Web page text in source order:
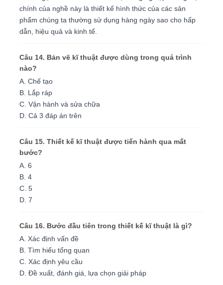
chính của nghề này là thiết kế hình thức của các sản
phẩm chúng ta thường sử dụng hàng ngày sao cho hấp
dẫn, hiệu quả và kinh tế.
Câu 14. Bản vẽ kĩ thuật được dùng trong quá trình
nào?
A. Chế tạo
B. Lắp ráp
C. Vận hành và sửa chữa
D. Cả 3 đáp án trên
Câu 15. Thiết kế kĩ thuật được tiến hành qua mất
bước?
A. 6
B. 4
C. 5
D. 7
Câu 16. Bước đầu tiên trong thiết kế kĩ thuật là gì?
A. Xác định vấn đề
B. Tìm hiểu tổng quan
C. Xác định yêu cầu
D. Đề xuất, đánh giá, lựa chọn giải pháp